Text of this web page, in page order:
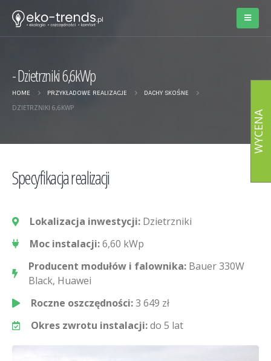
Dzietrzniki 6,6kWp
HOME PRZYKŁADOWE REALIZACJE DACHY SKOŚNE
DZIETRZNIKI 6,6KWP
Specyfikacja realizacji
Lokalizacja inwestycji: Dzietrzniki
Moc instalacji:6,60 kWp
Producent modułów i falownika: Bauer 330W
Black, Huawei
Roczne oszczędności:3 649 zł
Okres zwrotu instalacji:do 5 lat
WYCENA